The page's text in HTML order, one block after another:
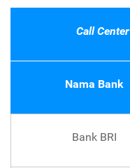
Call Center
Nama Bank
Bank BRI